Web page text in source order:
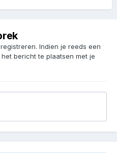
Indien je reeds een
het bericht te plaatsen met je